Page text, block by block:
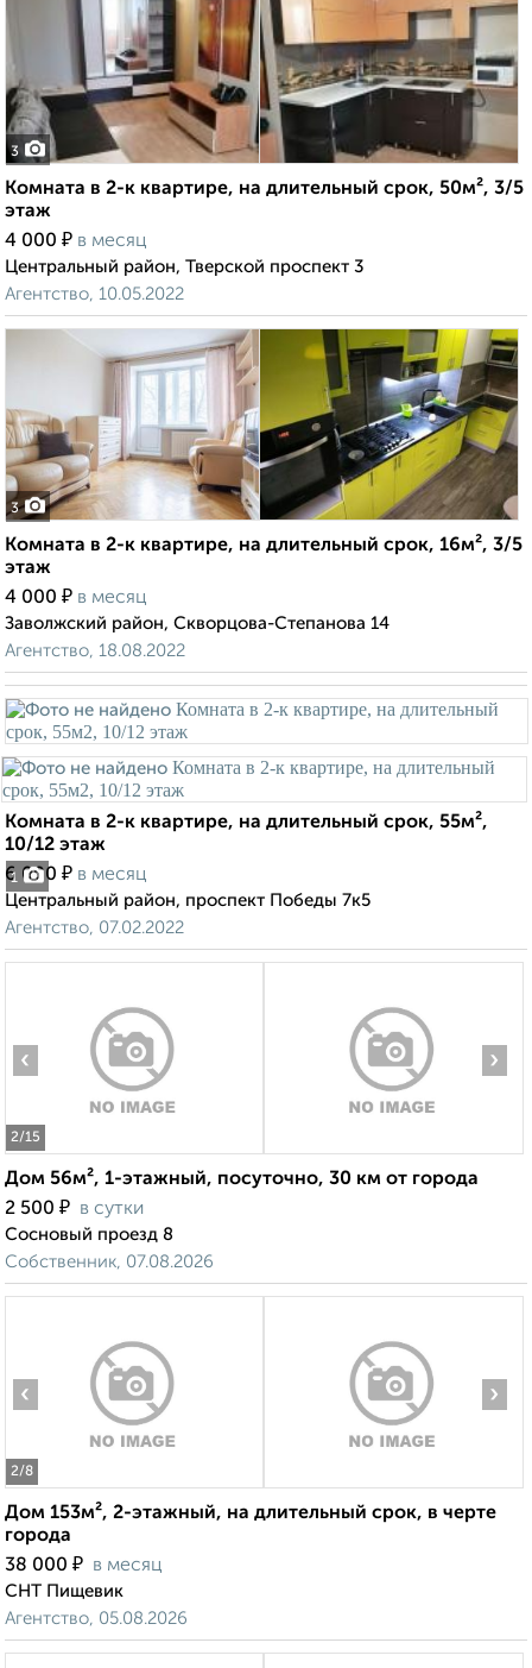
3
Комната в 2-к квартире, на длительный срок, 50м², 3/5
этаж
4 000 ₽ в месяц
Центральный район, Тверской проспект 3
Агентство, 10.05.2022
3
Комната в 2-к квартире, на длительный срок, 16м², 3/5
этаж
4 000 ₽ в месяц
Заволжский район, Скворцова-Степанова 14
Агентство, 18.08.2022
1
Комната в 2-к квартире, на длительный срок, 55м²,
10/12 этаж
6 000 ₽ в месяц
Центральный район, проспект Победы 7к5
Агентство, 07.02.2022
2/15
‹ ›
Дом 56м², 1-этажный, посуточно, 30 км от города
2 500 ₽ в сутки
Сосновый проезд 8
Собственник, 07.08.2026
2/8
‹ ›
Дом 153м², 2-этажный, на длительный срок, в черте
города
38 000 ₽ в месяц
СНТ Пищевик
Агентство, 05.08.2026